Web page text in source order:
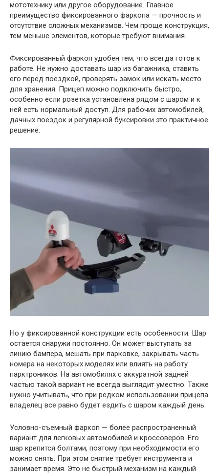
мототехнику или другое оборудование. Главное
преимущество фиксированного фаркопа — прочность и
отсутствие сложных механизмов. Чем проще конструкция,
тем меньше элементов, которые требуют внимания.
Фиксированный фаркоп удобен тем, что всегда готов к
работе. Не нужно доставать шар из багажника, ставить
его перед поездкой, проверять замок или искать место
для хранения. Прицеп можно подключить быстро,
особенно если розетка установлена рядом с шаром и к
ней есть нормальный доступ. Для рабочих автомобилей,
дачных поездок и регулярной буксировки это практичное
решение.
Но у фиксированной конструкции есть особенности. Шар
остается снаружи постоянно. Он может выступать за
линию бампера, мешать при парковке, закрывать часть
номера на некоторых моделях или влиять на работу
парктроников. На автомобилях с аккуратной задней
частью такой вариант не всегда выглядит уместно. Также
нужно учитывать, что при редком использовании прицепа
владелец все равно будет ездить с шаром каждый день.
Условно-съемный фаркоп — более распространенный
вариант для легковых автомобилей и кроссоверов. Его
шар крепится болтами, поэтому при необходимости его
можно снять. При этом снятие требует инструмента и
занимает время. Это не быстрый механизм на каждый